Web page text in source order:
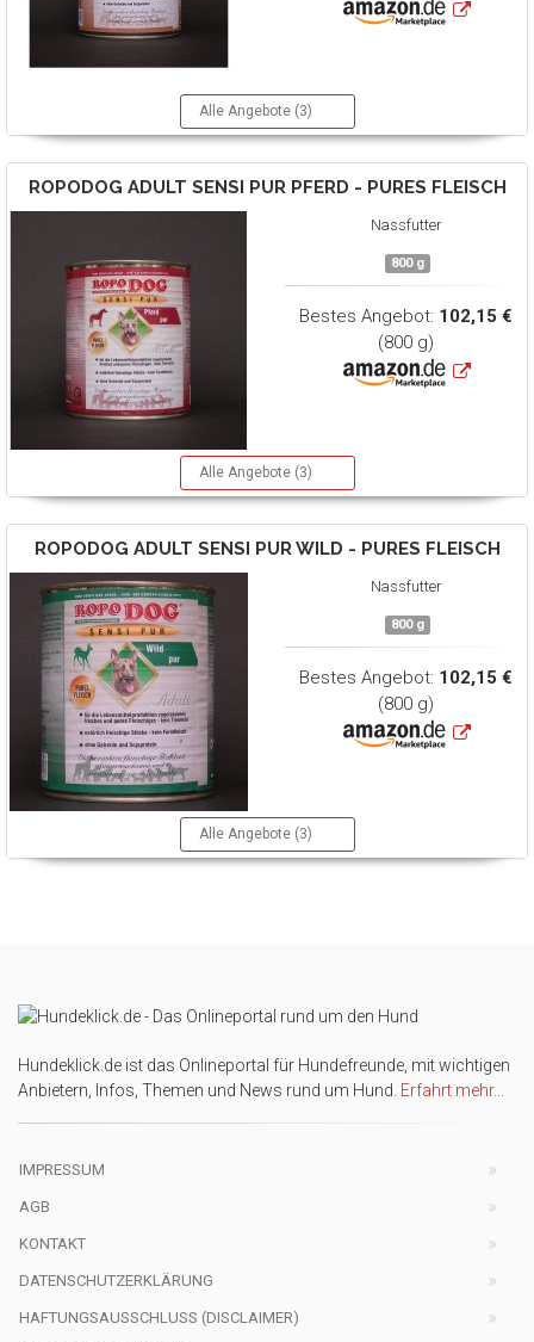
Alle Angebote (3)
ROPODOG ADULT SENSI PUR PFERD - PURES FLEISCH
Nassfutter
800 g
Bestes Angebot: 102,15 €
(800 g)
Alle Angebote (3)
ROPODOG ADULT SENSI PUR WILD - PURES FLEISCH
Nassfutter
800 g
Bestes Angebot: 102,15 €
(800 g)
Alle Angebote (3)
Hundeklick.de ist das Onlineportal für Hundefreunde, mit wichtigen
Anbietern, Infos, Themen und News rund um Hund. Erfahrt mehr...
IMPRESSUM
AGB
KONTAKT
DATENSCHUTZERKLÄRUNG
HAFTUNGSAUSSCHLUSS (DISCLAIMER)